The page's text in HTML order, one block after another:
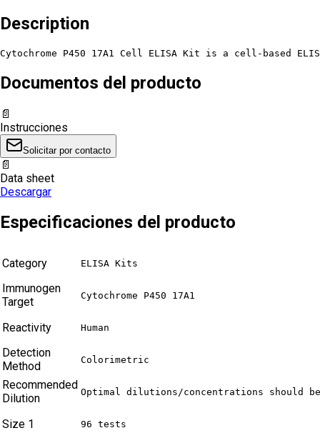
Description
Cytochrome P450 17A1 Cell ELISA Kit is a cell-based
Documentos del producto
📄
Instrucciones
Solicitar por contacto
📄
Data sheet
Descargar
Especificaciones del producto
Category ELISA Kits
Immunogen
Target
Cytochrome P450 17A1
Reactivity Human
Detection
Method
Colorimetric
Recommended
Dilution
Optimal dilutions/concentrations should
Size 1 96 tests